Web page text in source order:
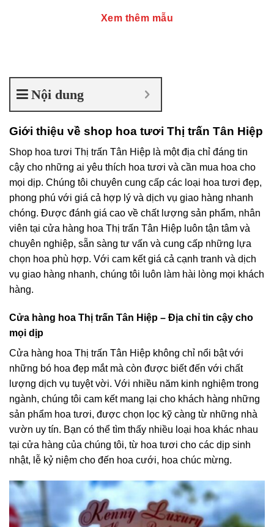
Xem thêm mẫu
Nội dung
Giới thiệu về shop hoa tươi Thị trấn Tân Hiệp
Shop hoa tươi Thị trấn Tân Hiệp là một địa chỉ đáng tin
cậy cho những ai yêu thích hoa tươi và cần mua hoa cho
mọi dịp. Chúng tôi chuyên cung cấp các loại hoa tươi đẹp,
phong phú với giá cả hợp lý và dịch vụ giao hàng nhanh
chóng. Được đánh giá cao về chất lượng sản phẩm, nhân
viên tại cửa hàng hoa Thị trấn Tân Hiệp luôn tận tâm và
chuyên nghiệp, sẵn sàng tư vấn và cung cấp những lựa
chọn hoa phù hợp. Với cam kết giá cả cạnh tranh và dịch
vụ giao hàng nhanh, chúng tôi luôn làm hài lòng mọi khách
hàng.
Cửa hàng hoa Thị trấn Tân Hiệp – Địa chỉ tin cậy cho
mọi dịp
Cửa hàng hoa Thị trấn Tân Hiệp không chỉ nổi bật với
những bó hoa đẹp mắt mà còn được biết đến với chất
lượng dịch vụ tuyệt vời. Với nhiều năm kinh nghiệm trong
ngành, chúng tôi cam kết mang lại cho khách hàng những
sản phẩm hoa tươi, được chọn lọc kỹ càng từ những nhà
vườn uy tín. Bạn có thể tìm thấy nhiều loại hoa khác nhau
tại cửa hàng của chúng tôi, từ hoa tươi cho các dịp sinh
nhật, lễ kỷ niệm cho đến hoa cưới, hoa chúc mừng.